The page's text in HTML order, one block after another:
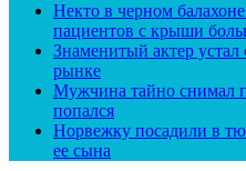
Некто в черном
пациентов с крыши
Знаменитый актер устал
рынке
Мужчина тайно снимал
попался
Норвежку посадили в
ее сына